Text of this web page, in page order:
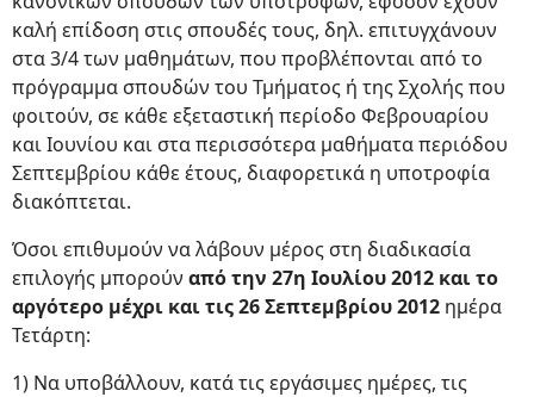
καλή επίδοση στις σπουδές τους, δηλ. επιτυγχάνουν
στα 3/4 των μαθημάτων, που προβλέπονται από το
πρόγραμμα σπουδών του Τμήματος ή της Σχολής που
φοιτούν, σε κάθε εξεταστική περίοδο Φεβρουαρίου
και Ιουνίου και στα περισσότερα μαθήματα περιόδου
Σεπτεμβρίου κάθε έτους, διαφορετικά η υποτροφία
διακόπτεται.
Όσοι επιθυμούν να λάβουν μέρος στη διαδικασία
επιλογής μπορούν από την 27η Ιουλίου 2012 και το
αργότερο μέχρι και τις 26 Σεπτεμβρίου 2012 ημέρα
Τετάρτη:
1) Να υποβάλλουν, κατά τις εργάσιμες ημέρες, τις